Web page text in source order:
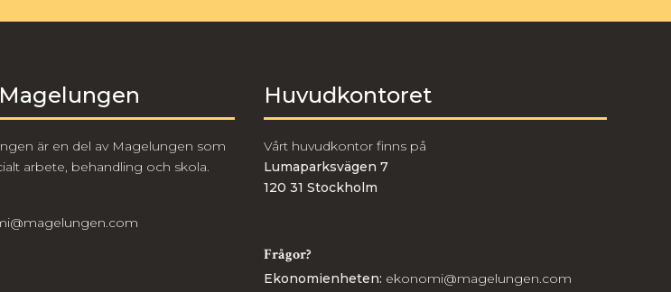
är en del av Magelungen som
arbete, behandling och skola.
Huvudkontoret
Vårt huvudkontor finns på
Lumaparksvägen 7
120 31 Stockholm
Frågor?
Ekonomienheten: ekonomi@magelungen.com